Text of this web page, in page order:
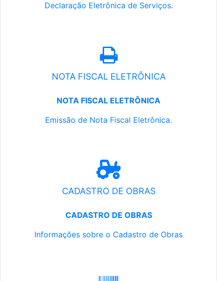
Declaração Eletrônica de Serviços.
NOTA FISCAL ELETRÔNICA
NOTA FISCAL ELETRÔNICA
Emissão de Nota Fiscal Eletrônica.
CADASTRO DE OBRAS
CADASTRO DE OBRAS
Informações sobre o Cadastro de Obras